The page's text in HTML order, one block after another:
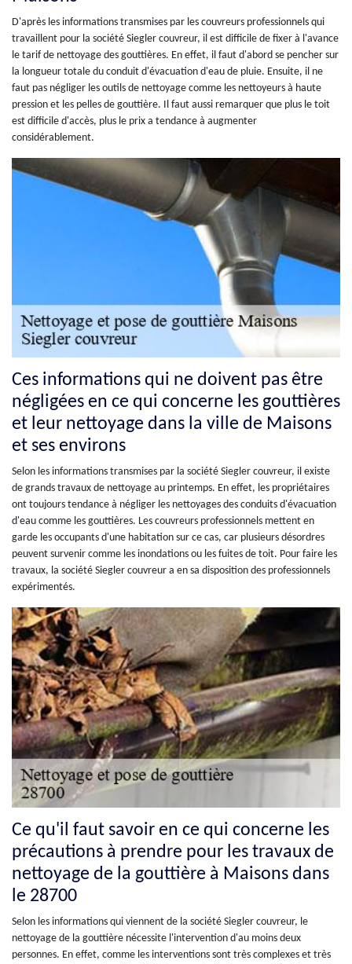
D'après les informations transmises par les couvreurs professionnels qui
travaillent pour la société Siegler couvreur, il est difficile de fixer à l'avance
le tarif de nettoyage des gouttières. En effet, il faut d'abord se pencher sur
la longueur totale du conduit d'évacuation d'eau de pluie. Ensuite, il ne
faut pas négliger les outils de nettoyage comme les nettoyeurs à haute
pression et les pelles de gouttière. Il faut aussi remarquer que plus le toit
est difficile d'accès, plus le prix a tendance à augmenter
considérablement.
Ces informations qui ne doivent pas être
négligées en ce qui concerne les gouttières
et leur nettoyage dans la ville de Maisons
et ses environs
Selon les informations transmises par la société Siegler couvreur, il existe
de grands travaux de nettoyage au printemps. En effet, les propriétaires
ont toujours tendance à négliger les nettoyages des conduits d'évacuation
d'eau comme les gouttières. Les couvreurs professionnels mettent en
garde les occupants d'une habitation sur ce cas, car plusieurs désordres
peuvent survenir comme les inondations ou les fuites de toit. Pour faire les
travaux, la société Siegler couvreur a en sa disposition des professionnels
expérimentés.
Ce qu'il faut savoir en ce qui concerne les
précautions à prendre pour les travaux de
nettoyage de la gouttière à Maisons dans
le 28700
Selon les informations qui viennent de la société Siegler couvreur, le
nettoyage de la gouttière nécessite l'intervention d'au moins deux
personnes. En effet, comme les interventions sont très complexes et très